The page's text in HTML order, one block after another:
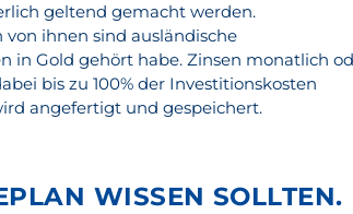
geltend gemacht werden.
ihnen sind ausländische
in Gold gehört habe. Zinsen monatlich
bis zu 100% der Investitionskosten
angefertigt und gespeichert.
WISSEN SOLLTEN.